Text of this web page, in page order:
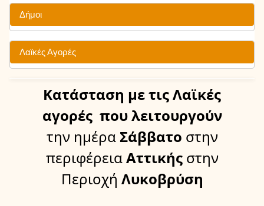
Δήμοι
Λαϊκές Αγορές
Κατάσταση με τις Λαϊκές
αγορές που λειτουργούν
την ημέραΣάββατο στην
περιφέρειαΑττικής στην
Περιοχή Λυκοβρύση